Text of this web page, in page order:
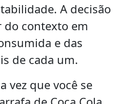
A decisão
contexto em
e das
de cada um.
vez que você se